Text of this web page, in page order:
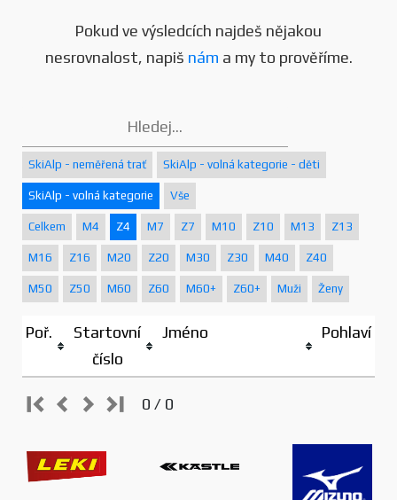
Pokud ve výsledcích najdeš nějakou
nesrovnalost, napiš nám a my to prověříme.
SkiAlp - neměřená trať SkiAlp - volná kategorie - děti
SkiAlp - volná kategorie Vše
Celkem M4 Z4 M7 Z7 M10 Z10 M13 Z13
M16 Z16 M20 Z20 M30 Z30 M40 Z40
M50 Z50 M60 Z60 M60+ Z60+ Muži Ženy
Poř.
Startovní
číslo
Jméno Pohlaví
0 / 0